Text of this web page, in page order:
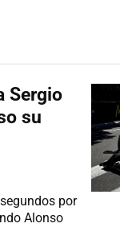
Sergio
su
por
Alonso